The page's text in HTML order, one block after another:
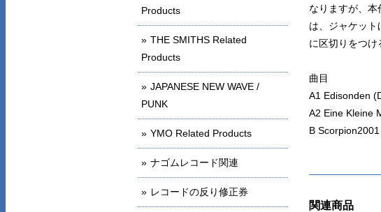
なりますが、
は、ジャケッ
に区切りをつけ
曲目
A1 Edisonden
A2 Eine Kleine
B
関連商品
Products
THE SMITHS Related
Products
JAPANESE NEW WAVE /
PUNK
YMO Related Products
ナゴムレコード関連
レコードの反り修正券